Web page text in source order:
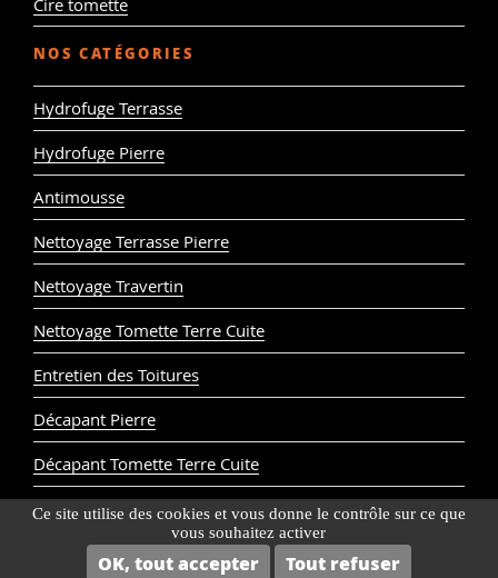
Ce site utilise des cookies et vous donne le contrôle sur ce que
vous souhaitez activer
OK, tout accepter Tout refuser
NOS CATÉGORIES
Hydrofuge Terrasse
Hydrofuge Pierre
Antimousse
Nettoyage Terrasse Pierre
Nettoyage Travertin
Nettoyage Tomette Terre Cuite
Entretien des Toitures
Décapant Pierre
Décapant Tomette Terre Cuite
© Cera Roc 2024
Mentions légales
Contacter le service client